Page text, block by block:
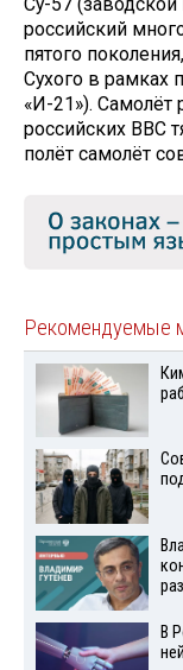
Су-57
российский
пятого
Сухого в рамках
«И-21»). Самолёт
российских ВВС
полёт самолёт
Рекомендуемые
В